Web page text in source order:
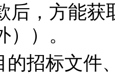
后，方能获
）。
的招标文件